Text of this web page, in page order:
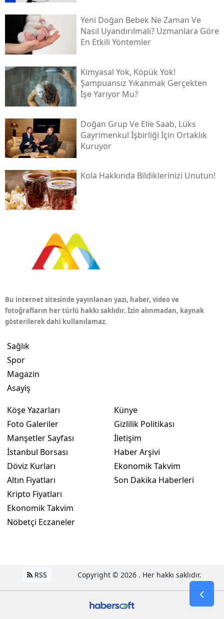
Yeni Doğan Bebek Ne Zaman Ve
Nasıl Uyandırılmalı? Uzmanlara Göre
En Etkili Yöntemler
Kimyasal Yok, Köpük Yok!
Şampuansız Yıkanmak Gerçekten
İşe Yarıyor Mu?
Doğan Grup Ve Elie Saab, Lüks
Gayrimenkul İşbirliği İçin Ortaklık
Kuruyor
Kola Hakkında Bildiklerinizi Unutun!
Bu internet sitesinde yayınlanan yazı, haber, video ve
fotoğrafların her türlü hakkı saklıdır. İzin alınmadan, kaynak
gösterilerek dahi kullanılamaz.
Sağlık
Spor
Magazin
Asayiş
Köşe Yazarları
Foto Galeriler
Manşetler Sayfası
İstanbul Borsası
Döviz Kurları
Altın Fiyatları
Kripto Fiyatları
Ekonomik Takvim
Nöbetçi Eczaneler
Künye
Gizlilik Politikası
İletişim
Haber Arşivi
Ekonomik Takvim
Son Dakika Haberleri
RSS Copyright © 2026 . Her hakkı saklıdır.